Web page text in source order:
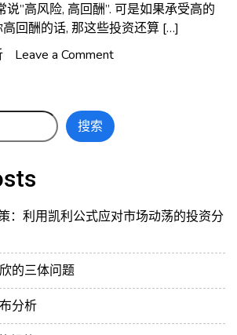
”高风险, 高回酬”. 可是如果承受高的
回酬的话, 那这些投资还算 […]
Leave a Commenton
合.
All
搜索
：利用凯利公式应对市场动荡的投资分
的三体问题
分析